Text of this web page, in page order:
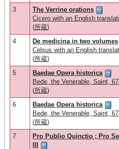
3
The Verrine orations
Cicero with an English
(所蔵)
4
De medicina in two volumes
Celsus with an English
(所蔵)
5
Baedae Opera historica
Bede, the Venerable, Saint,
(所蔵)
6
Baedae Opera historica
Bede, the Venerable, Saint,
(所蔵)
7
Pro Publio Quinctio ; Pro